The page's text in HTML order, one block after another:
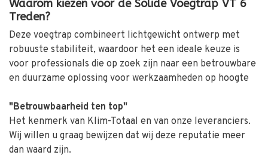
Waarom kiezen voor de Solide Voegtrap VT 6
Treden?
Deze voegtrap combineert lichtgewicht ontwerp met
robuuste stabiliteit, waardoor het een ideale keuze is
voor professionals die op zoek zijn naar een betrouwbare
en duurzame oplossing voor werkzaamheden op hoogte
"Betrouwbaarheid ten top"
Het kenmerk van Klim-Totaal en van onze leveranciers.
Wij willen u graag bewijzen dat wij deze reputatie meer
dan waard zijn.